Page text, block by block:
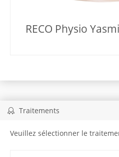
RECO Physio
Traitements
Veuillez sélectionner le